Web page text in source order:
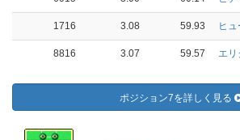
1716 3.08 59.93 ヒ
8816 3.07 59.57 エ
ポジション7を詳しく見る